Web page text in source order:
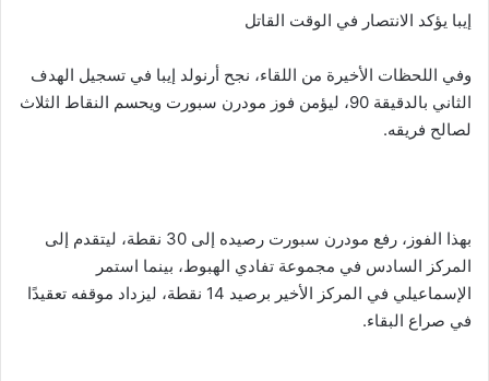
إيبا يؤكد الانتصار في الوقت القاتل
وفي اللحظات الأخيرة من اللقاء، نجح أرنولد إيبا في تسجيل الهدف
الثاني بالدقيقة 90، ليؤمن فوز مودرن سبورت ويحسم النقاط الثلاث
لصالح فريقه.
بهذا الفوز، رفع مودرن سبورت رصيده إلى 30 نقطة، ليتقدم إلى
المركز السادس في مجموعة تفادي الهبوط، بينما استمر
الإسماعيلي في المركز الأخير برصيد 14 نقطة، ليزداد موقفه تعقيدًا
في صراع البقاء.